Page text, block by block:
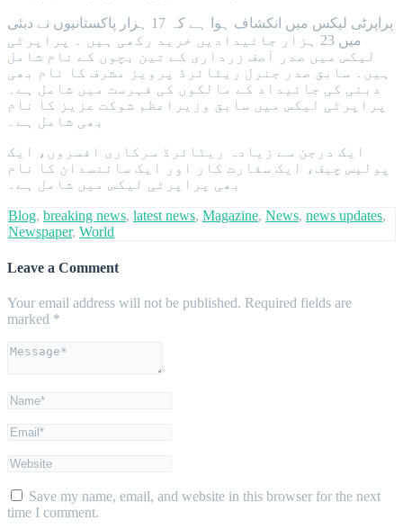
پراپرٹی لیکس میں انکشاف ہوا ہے کہ 17 ہزار پاکستانیوں نے دبئی
میں 23 ہزار جائیدادیں خرید رکھی ہیں ۔ پراپرٹی
لیکس میں صدر آصف زرداری کے تین بچوں کے نام شامل
ہیں۔ سابق صدر جنرل ریٹائرڈ پرویز مشرف کا نام بھی
دبئی کی جائیداد کے مالکوں کی فہرست میں شامل ہے۔
پراپرٹی لیکس میں سابق وزیراعظم شوکت عزیز کا نام
بھی شامل ہے۔
ایک درجن سے زیادہ ریٹائرڈ سرکاری افسروں، ایک
پولیس چیف، ایک سفارت کار اور ایک سائنسدان کا نام
بھی پراپرٹی لیکس میں شامل ہے۔
Blog, breaking news, latest news, Magazine, News, news updates,
Newspaper, World
Leave a Comment
Your email address will not be published. Required fields are
marked *
Save my name, email, and website in this browser for the next
time I comment.